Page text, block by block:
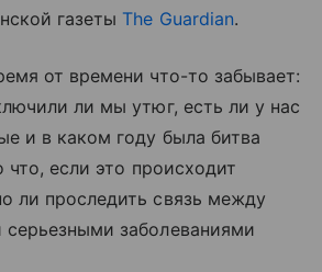
газеты The Guardian.
от времени что-то забывает:
ли мы утюг, есть ли у нас
и в каком году была битва
что, если это происходит
ли проследить связь между
заболеваниями